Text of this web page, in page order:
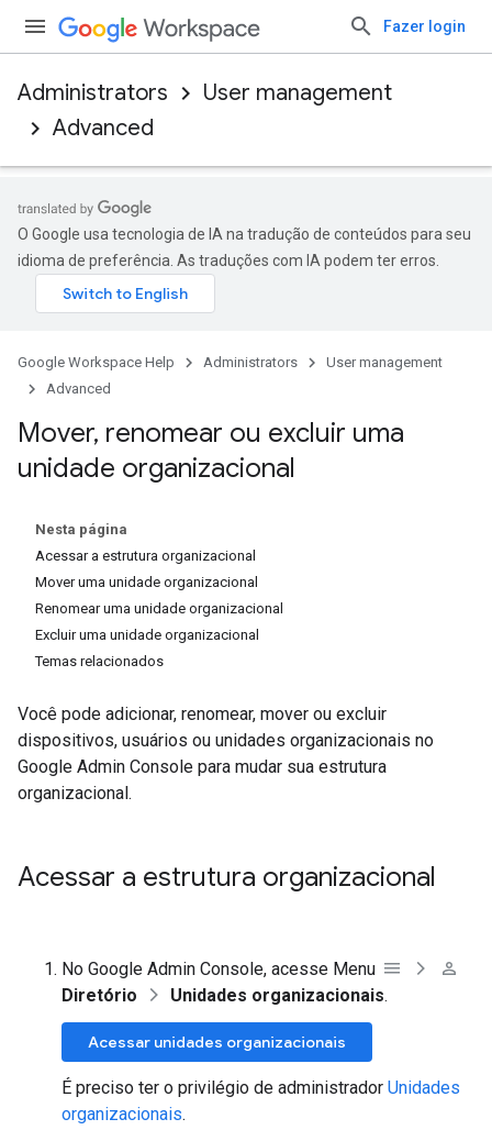
Fazer login
Administrators
User management
Advanced
O Google usa tecnologia de IA na tradução de conteúdos para seu
idioma de preferência. As traduções com IA podem ter erros.
Google Workspace Help Administrators
User management
Advanced
Mover, renomear ou excluir uma
unidade organizacional
Nesta página
Acessar a estrutura organizacional
Mover uma unidade organizacional
Renomear uma unidade organizacional
Excluir uma unidade organizacional
Temas relacionados
Você pode adicionar, renomear, mover ou excluir
dispositivos, usuários ou unidades organizacionais no
Google Admin Console para mudar sua estrutura
organizacional.
Acessar a estrutura organizacional
No Google Admin Console, acesse Menu
Diretório
Unidades organizacionais.
Acessar unidades organizacionais
É preciso ter o privilégio de administrador Unidades
organizacionais.